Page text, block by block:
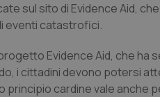
sul sito di Evidence Aid,
eventi catastrofici.
Evidence Aid, che ha
i cittadini devono potersi
principio cardine vale anche